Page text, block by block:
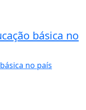
básica no